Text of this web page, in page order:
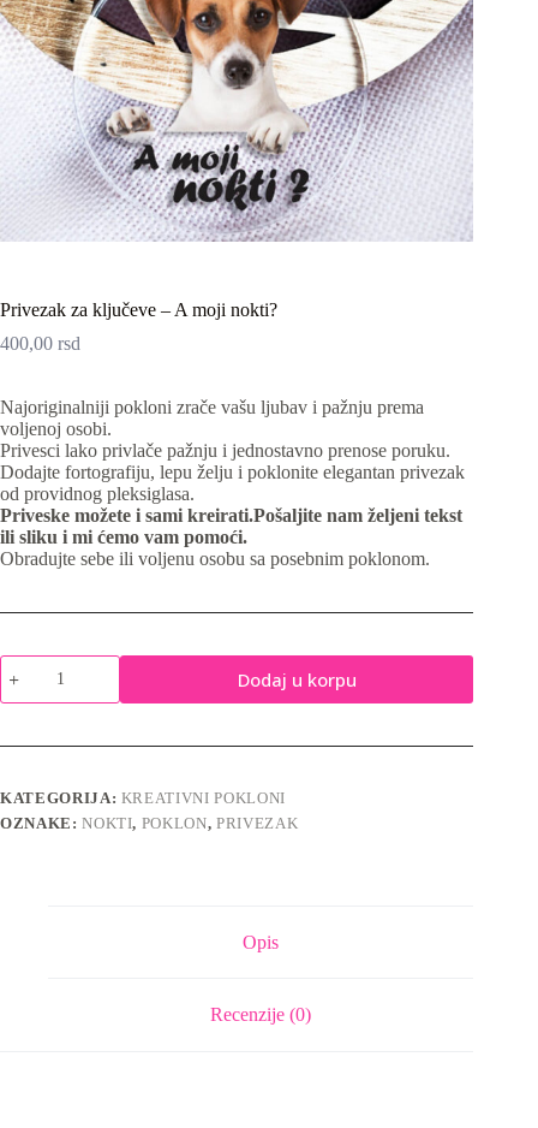
Privezak za ključeve – A moji nokti?
400,00 rsd
Najoriginalniji pokloni zrače vašu ljubav i pažnju prema
voljenoj osobi.
Privesci lako privlače pažnju i jednostavno prenose poruku.
Dodajte fortografiju, lepu želju i poklonite elegantan privezak
od providnog pleksiglasa.
Priveske možete i sami kreirati.Pošaljite nam željeni tekst
ili sliku i mi ćemo vam pomoći.
Obradujte sebe ili voljenu osobu sa posebnim poklonom.
Privezak
za
ključeve
A
količina
Dodaj u korpu
KATEGORIJA: KREATIVNI POKLONI
OZNAKE:NOKTI, POKLON, PRIVEZAK
Opis
Recenzije (0)